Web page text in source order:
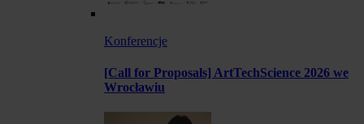
Konferencje
[Call for Proposals] ArtTechScience 2026 we
Wrocławiu